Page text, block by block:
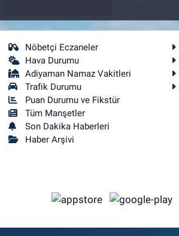
Nöbetçi Eczaneler
Hava Durumu
Adiyaman Namaz Vakitleri
Trafik Durumu
Puan Durumu ve Fikstür
Tüm Manşetler
Son Dakika Haberleri
Haber Arşivi